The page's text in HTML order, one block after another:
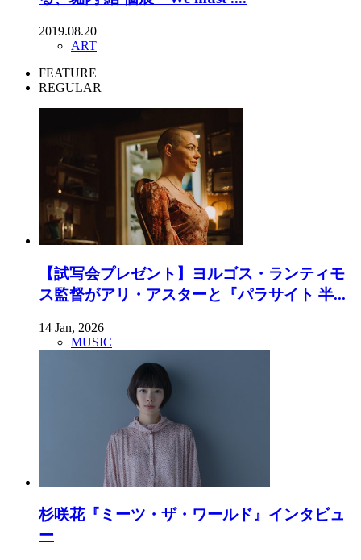
2019.08.20
ART
FEATURE
REGULAR
【試写会プレゼント】ヨルゴス・ランティモ
ス監督がアリ・アスターと『パラサイト 半...
14 Jan, 2026
MUSIC
杉咲花『ミーツ・ザ・ワールド』インタビュ
ー